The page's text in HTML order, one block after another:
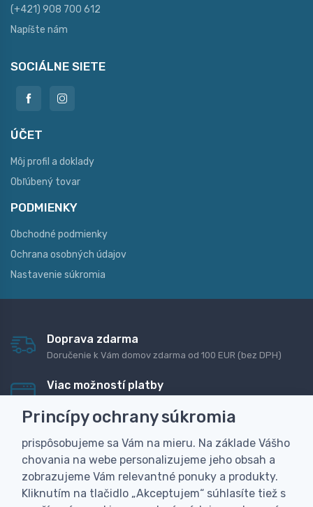
(+421) 908 700 612
Napíšte nám
SOCIÁLNE SIETE
ÚČET
Môj profil a doklady
Obľúbený tovar
PODMIENKY
Obchodné podmienky
Ochrana osobných údajov
Nastavenie súkromia
Doprava zdarma
Doručenie k Vám domov zdarma od 100 EUR (bez DPH)
Viac možností platby
dobierku
Personalizácia
Vyrobíme Vám vlastný originálny darček
Skúsenosť
Princípy ochrany súkromia
prispôsobujeme sa Vám na mieru. Na základe Vášho
chovania na webe personalizujeme jeho obsah a
zobrazujeme Vám relevantné ponuky a produkty.
Kliknutím na tlačidlo „Akceptujem“ súhlasíte tiež s